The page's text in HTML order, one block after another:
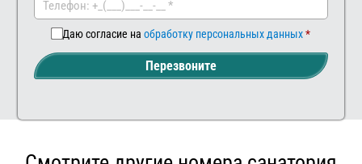
Даю согласие на обработку персональных данных
Перезвоните